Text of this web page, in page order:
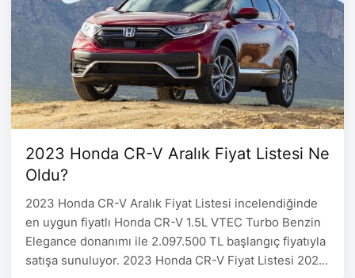
2023 Honda CR-V Aralık Fiyat Listesi Ne
Oldu?
2023 Honda CR-V Aralık Fiyat Listesi incelendiğinde
en uygun fiyatlı Honda CR-V 1.5L VTEC Turbo Benzin
Elegance donanımı ile 2.097.500 TL başlangıç fiyatıyla
satışa sunuluyor. 2023 Honda CR-V Fiyat Listesi 2022